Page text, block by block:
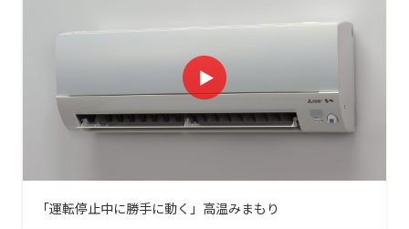
「運転停止中に勝手に動く」高温みまもり